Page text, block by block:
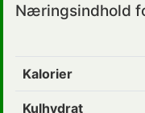
Næringsindhold
Kalorier
Kulhydrat